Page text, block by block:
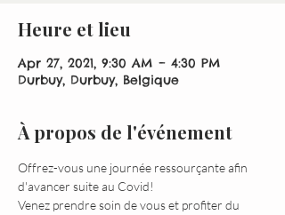
Heure et lieu
Apr 27, 2021, 9:30 AM – 4:30 PM
Durbuy, Durbuy, Belgique
À propos de l'événement
Offrez-vous une journée ressourçante afin
d'avancer suite au Covid!
Venez prendre soin de vous et profiter du